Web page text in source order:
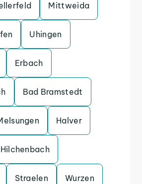
Mittweida
Uhingen
Erbach
Bad Bramstedt
Halver
Hilchenbach
Straelen Wurzen